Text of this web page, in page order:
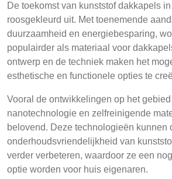
De toekomst van kunststof dakkapels
roosgekleurd uit. Met toenemende
duurzaamheid en energiebesparing,
populairder als materiaal voor
ontwerp en de techniek maken het
esthetische en functionele opties te
Vooral de ontwikkelingen op het gebied
nanotechnologie en zelfreinigende
belovend. Deze technologieën kunnen
onderhoudsvriendelijkheid van
verder verbeteren, waardoor ze een
optie worden voor huis eigenaren.